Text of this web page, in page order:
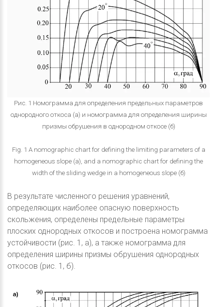
Рис. 1 Номограмма для определения предельных параметров
однородного откоса (а) и номограмма для определения ширины
призмы обрушения в однородном откосе (б)
Fig. 1 A nomographic chart for defining the limiting parameters of a
homogeneous slope (а), and a nomographic chart for defining the
width of the sliding wedge in a homogeneous slope (б)
В результате численного решения уравнений,
определяющих наиболее опасную поверхность
скольжения, определены предельные параметры
плоских однородных откосов и построена номограмма
устойчивости (рис. 1, а), а также номограмма для
определения ширины призмы обрушения однородных
откосов (рис. 1, б).